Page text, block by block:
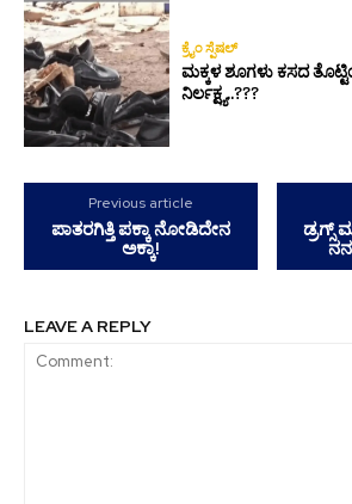
ಕ್ರೈಂ ಸ್ಪೆಷಲ್
ಮಕ್ಕಳ ಶೂಗಳು ಕಸದ
ನಿರ್ಲಕ್ಷ್ಯ..???
Previous article
ಪಾತರಗಿತ್ತಿ ಪಕ್ಕಾ ನೋಡಿದೇನ
ಅಕ್ಕಾ!
ಡ್ರಗ್ಸ್
LEAVE A REPLY